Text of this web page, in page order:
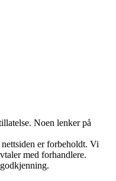
Noen lenker på
er forbeholdt. Vi
med forhandlere.